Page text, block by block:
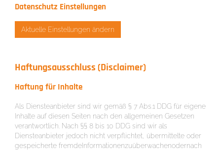
Datenschutz Einstellungen
Aktuelle Einstellungen ändern
Haftungsausschluss (Disclaimer)
Haftung für Inhalte
Als Diensteanbieter sind wir gemäß § 7 Abs.1 DDG für eigene
Inhalte auf diesen Seiten nach den allgemeinen Gesetzen
verantwortlich. Nach §§ 8 bis 10 DDG sind wir als
Diensteanbieter jedoch nicht verpflichtet, übermittelte oder
gespeicherte fremdeInformationenzuüberwachenodernach